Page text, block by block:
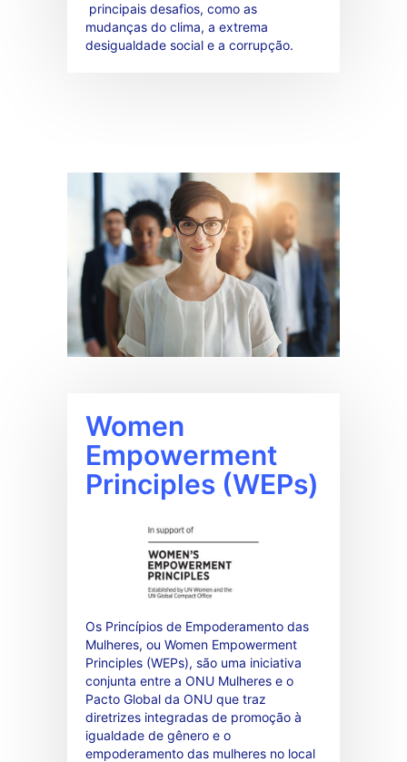
principais desafios, como as
mudanças do clima, a extrema
desigualdade social e a corrupção.
Women
Empowerment
Principles (WEPs)
Os Princípios de Empoderamento das
Mulheres, ou Women Empowerment
Principles (WEPs), são uma iniciativa
conjunta entre a ONU Mulheres e o
Pacto Global da ONU que traz
diretrizes integradas de promoção à
igualdade de gênero e o
empoderamento das mulheres no local